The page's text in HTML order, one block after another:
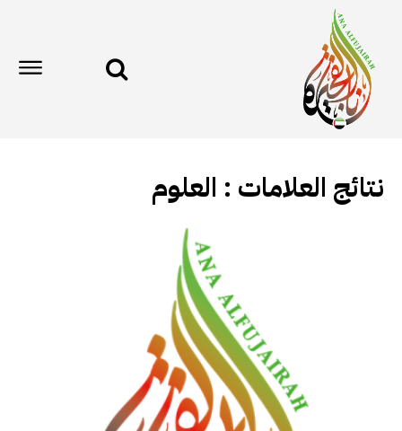
نتائج العلامات : العلوم